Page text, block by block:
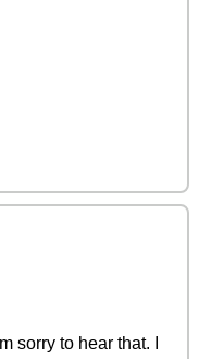
sorry to hear that. I